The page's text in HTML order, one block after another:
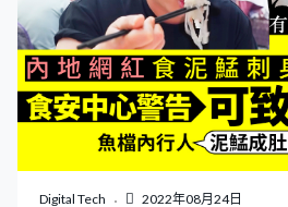
甚至不能正常走路。36歲的媽媽
此簡單，直覺「兒子可能遭遇到嚴
第4期 於是媽媽再次帶兒子求醫，
院，並要求院方為兒子進行詳細的
子患上兒童神經母細胞腫瘤，並已
認為休伊的癌症初發於腎臟，並已
骼，估計最少要接受18個月的抗
休伊媽媽為此感到十分心痛，同時
Digital Tech 2022年08月24日